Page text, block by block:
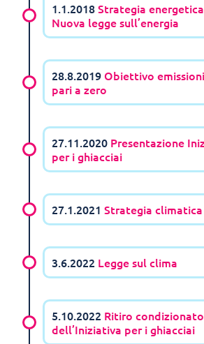
1.1.2018 Strategia
Nuova legge sull’energia
28.8.2019 Obiettivo
pari a zero
27.11.2020 Presentazione
per i ghiacciai
27.1.2021 Strategia
3.6.2022 Legge sul clima
5.10.2022 Ritiro condizionato
dell’Iniziativa per i ghiacciai